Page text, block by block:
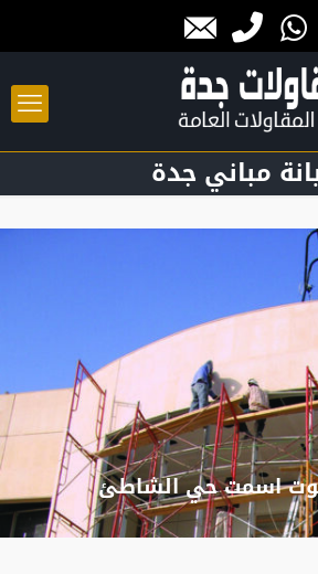
مباني جدة
اسمت حي الشاطئ